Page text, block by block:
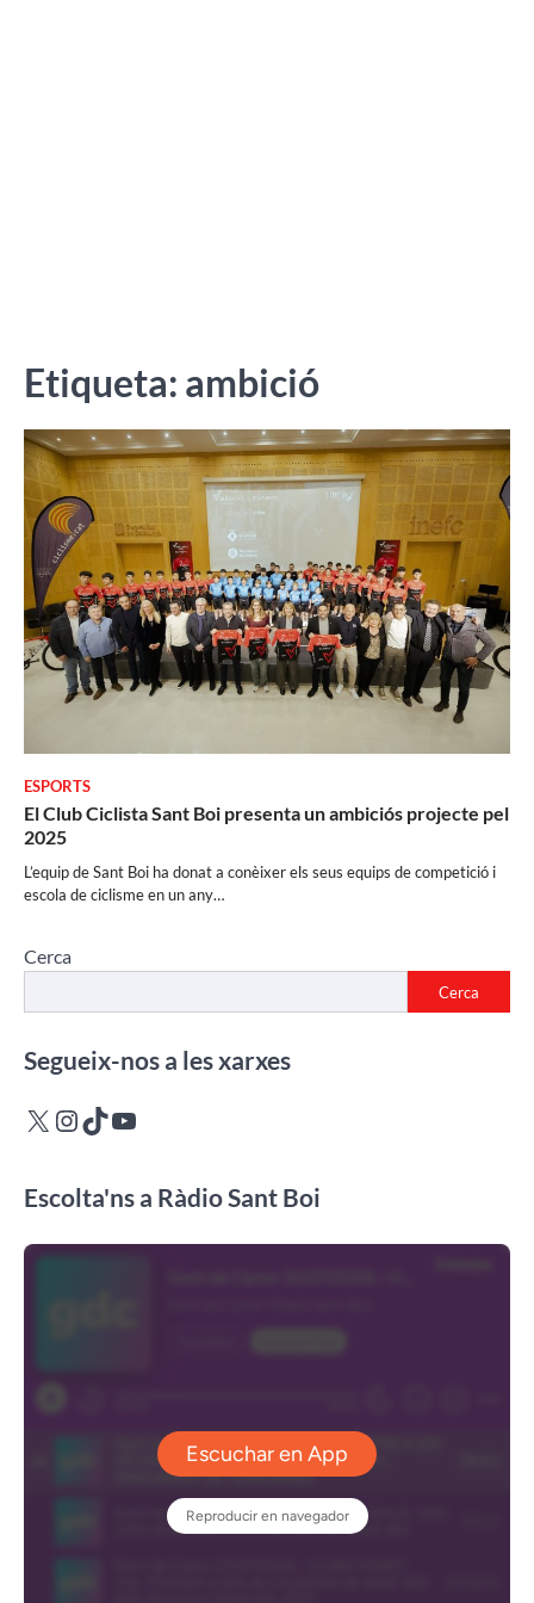
Etiqueta: ambició
ESPORTS
El Club Ciclista Sant Boi presenta un ambiciós projecte pel
2025
L’equip de Sant Boi ha donat a conèixer els seus equips de competició i
escola de ciclisme en un any…
Cerca
Cerca
Segueix-nos a les xarxes
X Instagram
TikTokYouTube
Escolta'ns a Ràdio Sant Boi